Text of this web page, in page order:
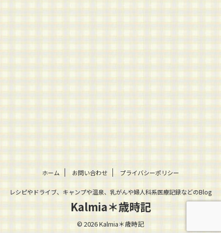
ホーム お問い合わせ プライバシーポリシー
レシピやドライブ、キャンプや温泉、乳がんや婦人科系医療記録などのBlog
Kalmia＊歳時記
© 2026 Kalmia＊歳時記